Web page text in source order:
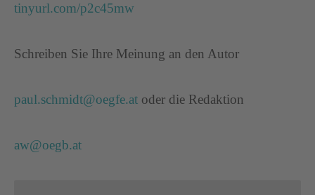
tinyurl.com/p2c45mw
Schreiben Sie Ihre Meinung an den Autor
paul.schmidt@oegfe.at oder die Redaktion
aw@oegb.at